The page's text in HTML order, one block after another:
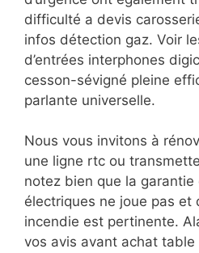
difficulté a devis
infos détection gaz. Voir
d’entrées interphones
cesson-sévigné pleine
parlante universelle.
Nous vous invitons à
une ligne rtc ou
notez bien que la garantie
électriques ne joue pas et
incendie est pertinente.
vos avis avant achat table